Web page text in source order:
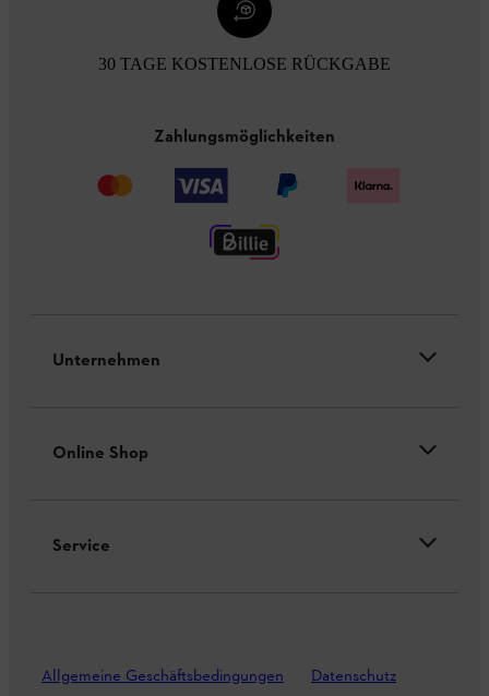
30 TAGE KOSTENLOSE RÜCKGABE
Zahlungsmöglichkeiten
Unternehmen
Online Shop
Service
Allgemeine Geschäftsbedingungen Datenschutz